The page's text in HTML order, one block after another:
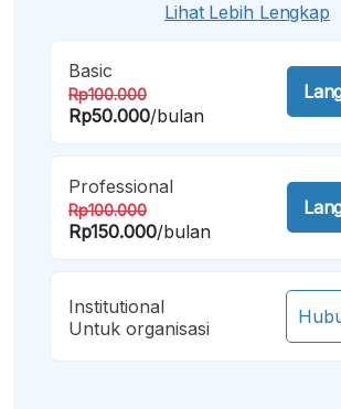
Lihat Lebih Lengkap
Basic
Rp100.000
Rp50.000/bulan
Professional
Rp100.000
Rp150.000/bulan
Institutional
Untuk organisasi